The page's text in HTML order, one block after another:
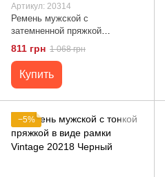
Артикул: 20314
Ремень мужской с
затемненной пряжкой
механика Vintage 20314
Черный
811 грн 1 068 грн
Купить
−5%